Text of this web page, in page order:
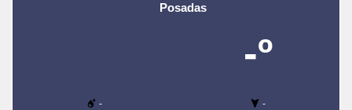
Posadas
-º
- -